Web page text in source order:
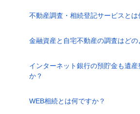
不動産調査・相続登記サービスとは
金融資産と自宅不動産の調査はどの
インターネット銀行の預貯金も遺
か？
WEB相続とは何ですか？